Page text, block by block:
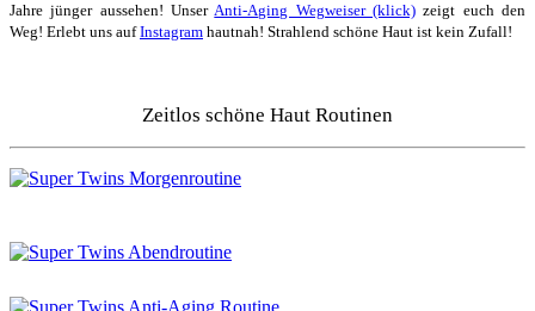
Jahre jünger aussehen! UnserAnti-Aging Wegweiser (klick) zeigt euch den
Weg! Erlebt uns aufInstagram hautnah! Strahlend schöne Haut ist kein Zufall!
Zeitlos schöne Haut Routinen